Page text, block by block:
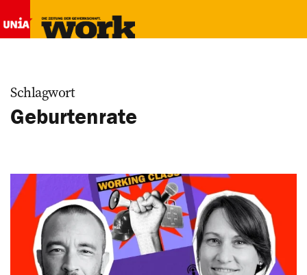
Schlagwort
Geburtenrate